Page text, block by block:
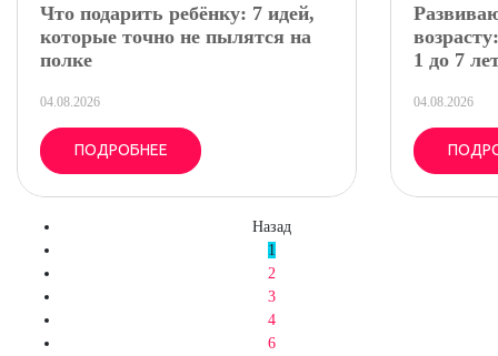
Что подарить ребёнку: 7 идей,
которые точно не пылятся на
полке
04.08.2026
ПОДРОБНЕЕ
1 до 7
04.08.2026
Назад
1
2
3
4
6